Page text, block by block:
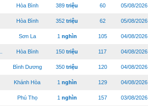
Hòa Bình 389 triệu 60 05/08/2026
Hòa Bình 352 triệu 62 05/08/2026
Sơn La 1 nghìn 105 04/08/2026
Hòa Bình 150 triệu 117 04/08/2026
Bình Dương 350 triệu 120 04/08/2026
Khánh Hòa 1 nghìn 129 04/08/2026
Phú Thọ 1 nghìn 157 03/08/2026